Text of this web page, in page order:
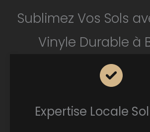
Sublimez Vos Sols
Vinyle Durable à
Expertise Locale